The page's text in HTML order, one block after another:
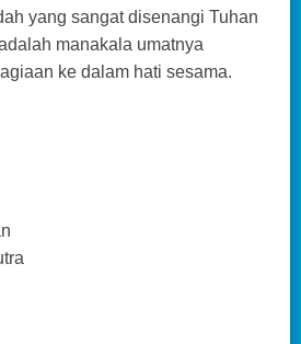
yang sangat disenangi Tuhan
manakala umatnya
ke dalam hati sesama.